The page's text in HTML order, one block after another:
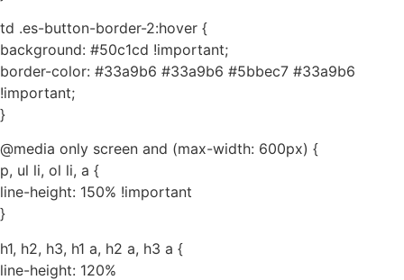
td .es-button-border-2:hover {
background: #50c1cd !important;
border-color: #33a9b6 #33a9b6 #5bbec7 #33a9b6
!important;
}
@media only screen and (max-width: 600px) {
p, ul li, ol li, a {
line-height: 150% !important
}
h1, h2, h3, h1 a, h2 a, h3 a {
line-height: 120%